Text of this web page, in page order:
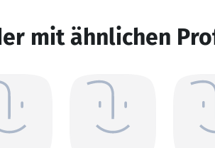
mit ähnlichen